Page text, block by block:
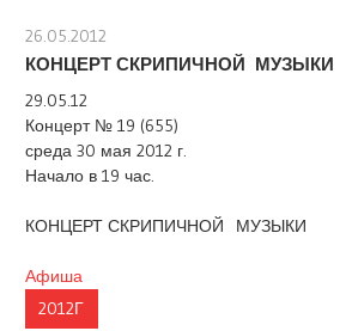
26.05.2012
КОНЦЕРТ СКРИПИЧНОЙ МУЗЫКИ
29.05.12
Концерт № 19 (655)
среда 30 мая 2012 г.
Начало в 19 час.
КОНЦЕРТ СКРИПИЧНОЙ МУЗЫКИ
Афиша
2012Г